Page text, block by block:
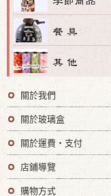
關於我們
關於玻璃盒
關於運費・支付
店鋪導覽
購物方式